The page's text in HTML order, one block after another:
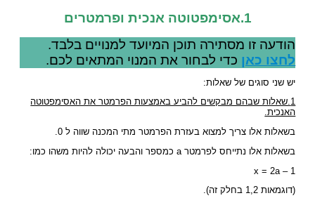
1.אסימפטוטה אנכית ופרמטרים
הודעה זו מסתירה תוכן המיועד למנויים בלבד.
לחצו כאן כדי לבחור את המנוי המתאים לכם.
יש שני סוגים של שאלות:
1.שאלות שבהם מבקשים להביע באמצעות הפרמטר את האסימפטוטה
האנכית.
בשאלות אלו צריך למצוא בעזרת הפרמטר מתי המכנה שווה ל 0.
בשאלות אלו נתייחס לפרמטר a כמספר והבעה יכולה להיות משהו כמו:
x = 2a – 1
(דוגמאות 1,2 בחלק זה).